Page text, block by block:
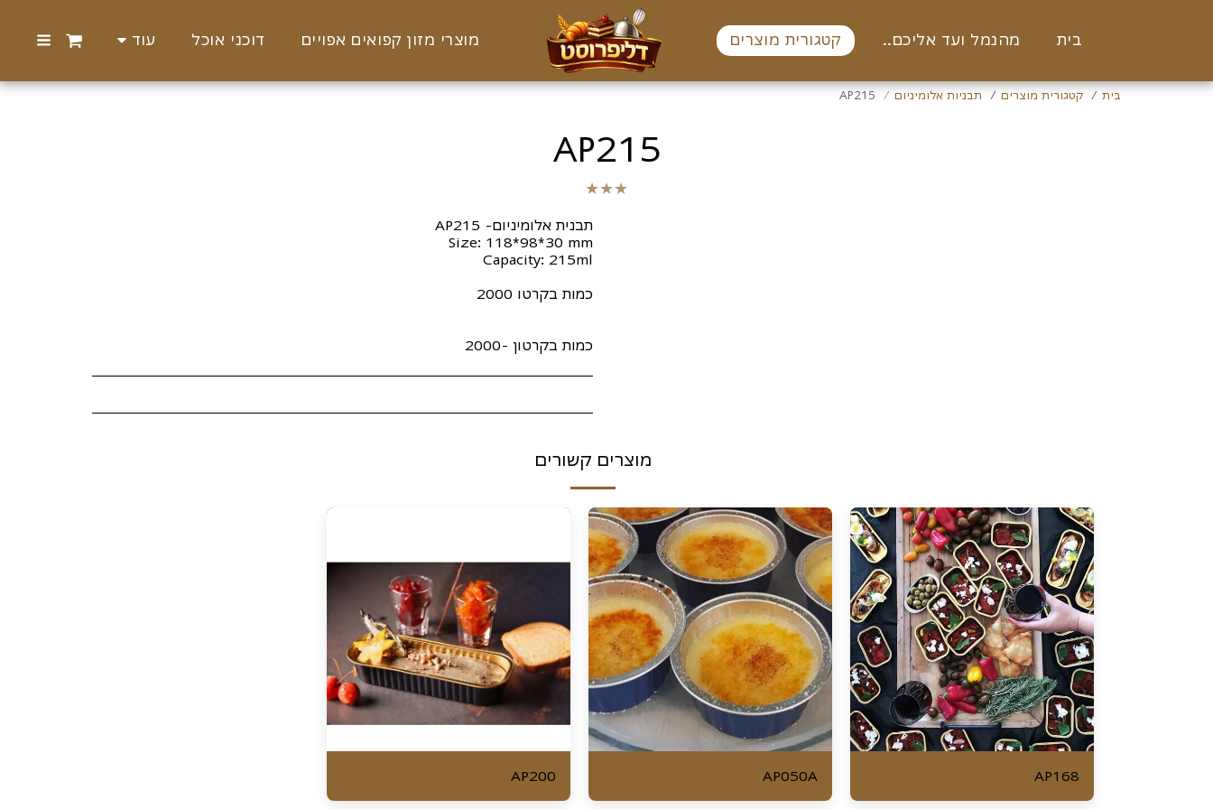
בית מהנמל ועד אליכם.. קטגורית מוצרים מוצרי מזון קפואים אפויים דוכני אוכל עוד
בית קטגורית מוצרים תבניות אלומיניום AP215
AP215
★
★
★
כמות בקרטון -2000
מוצרים קשורים
AP168
AP050A
AP200